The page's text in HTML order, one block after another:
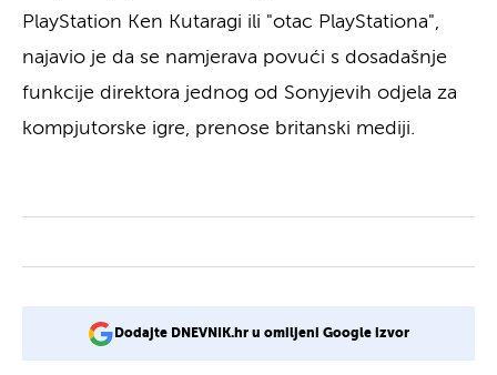
PlayStation Ken Kutaragi ili "otac PlayStationa",
najavio je da se namjerava povući s dosadašnje
funkcije direktora jednog od Sonyjevih odjela za
kompjutorske igre, prenose britanski mediji.
Dodajte DNEVNIK.hr u omiljeni Google izvor